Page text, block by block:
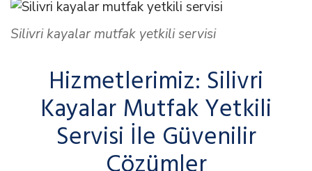
Silivri kayalar mutfak yetkili servisi
Hizmetlerimiz: Silivri
Kayalar Mutfak Yetkili
Servisi İle Güvenilir